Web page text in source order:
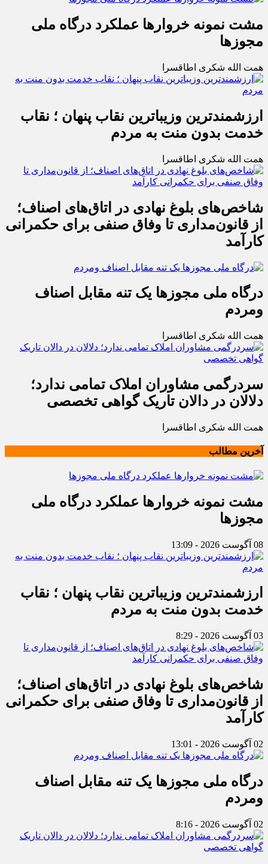
مشت نمونه خروارها عملکرد درگاه ملی
مجوزها
همت الله شکری اطاقسرا
ارزشمندترین وزیباترین نقاب پنهان ؛ نقاب
خدمت بدون منت به مردم
همت الله شکری اطاقسرا
شاخص‌های بلوغ نهادی در اتاق‌های اصناف؛
از قانون‌مداری تا وفاق صنفی برای حکمرانی
کارآمد
درگاه ملی مجوزها یک تنه مقابل اصناف
ومردم
همت الله شکری اطاقسرا
سردرگمی مشاوران املاک تمامی ندارد؛
دلالان در دالان تاریک گواهی تخصصی
همت الله شکری اطاقسرا
آخرین مطالب
مشت نمونه خروارها عملکرد درگاه ملی
مجوزها
08 آگوست 2026 - 13:09
ارزشمندترین وزیباترین نقاب پنهان ؛ نقاب
خدمت بدون منت به مردم
03 آگوست 2026 - 8:29
شاخص‌های بلوغ نهادی در اتاق‌های اصناف؛
از قانون‌مداری تا وفاق صنفی برای حکمرانی
کارآمد
02 آگوست 2026 - 13:01
درگاه ملی مجوزها یک تنه مقابل اصناف
ومردم
02 آگوست 2026 - 8:16